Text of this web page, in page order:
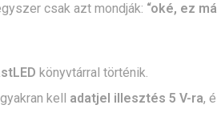
csak azt mondják: “oké, ez
könyvtárral történik.
kell adatjel illesztés 5 V-ra,